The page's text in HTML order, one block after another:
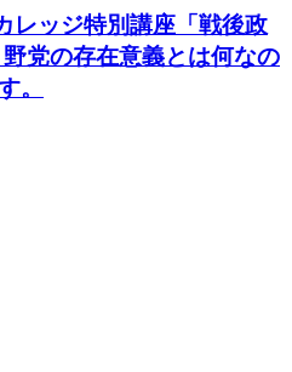
レッジ特別講座「戦後政
党の存在意義とは何なの
。